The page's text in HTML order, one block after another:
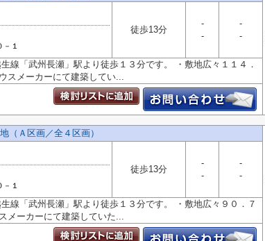
－１
徒歩13分
-
-
-
-
線「武州長瀬」駅より徒歩１３分です。 ・敷地広々１１４．
スメーカーにて建築してい...
（Ａ区画／全４区画）
－１
徒歩13分
-
-
-
-
線「武州長瀬」駅より徒歩１３分です。 ・敷地広々９０．７
メーカーにて建築していた...